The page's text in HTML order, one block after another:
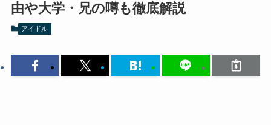
由や大学・兄の噂も徹底解説
アイドル